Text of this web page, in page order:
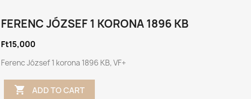
FERENC JÓZSEF 1 KORONA 1896 KB
Ft15,000
Ferenc József 1 korona 1896 KB, VF+
 ADD TO CART